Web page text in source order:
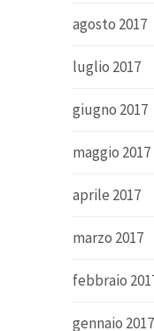
agosto 2017
luglio 2017
giugno 2017
maggio 2017
aprile 2017
marzo 2017
febbraio
gennaio 2017